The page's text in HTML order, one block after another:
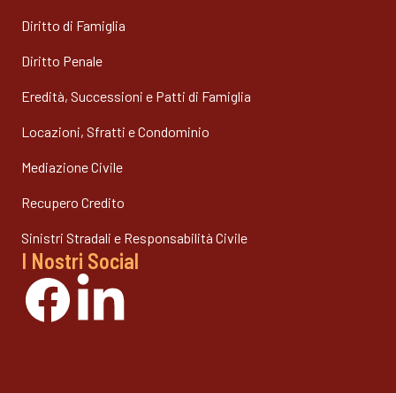
Diritto di Famiglia
Diritto Penale
Eredità, Successioni e Patti di Famiglia
Locazioni, Sfratti e Condominio
Mediazione Civile
Recupero Credito
Sinistri Stradali e Responsabilità Civile
I Nostri Social